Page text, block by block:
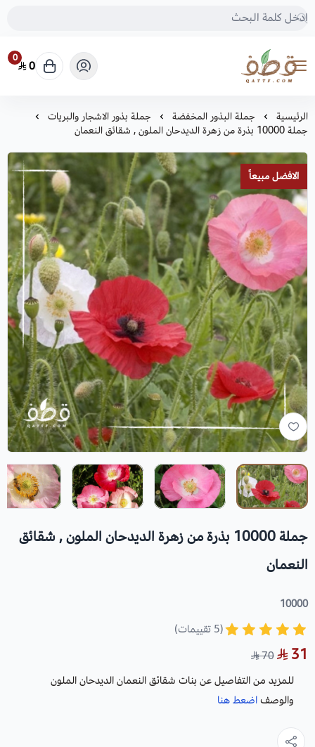
متجر قطف للبذور
0
0
الرئيسية جملة البذور المخفضة
جملة بذور الاشجار والبريات
جملة 10000 بذرة من زهرة الديدحان الملون , شقائق النعمان
الافضل مبيعاً
جملة 10000 بذرة من زهرة الديدحان الملون , شقائق
النعمان
10000
(5 تقييمات)
31
70
للمزيد من التفاصيل عن بنات شقائق النعمان الديدحان الملون
والوصفاضعط هنا